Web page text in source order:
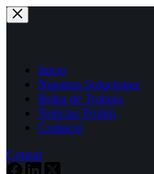
Saltar
al
Inicio
Nuestras Soluciones
Bolsa de Trabajo
Noticias Prolim
Contacto
Cotizar